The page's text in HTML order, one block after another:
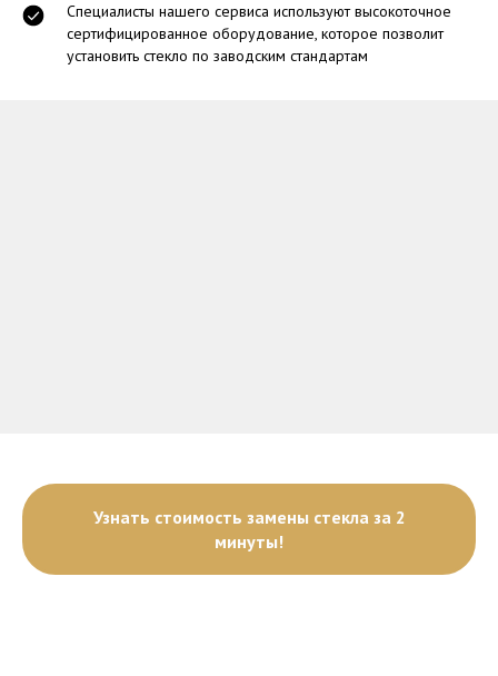
Специалисты нашего сервиса используют высокоточное
сертифицированное оборудование, которое позволит
установить стекло по заводским стандартам
Узнать стоимость замены стекла за 2
минуты!